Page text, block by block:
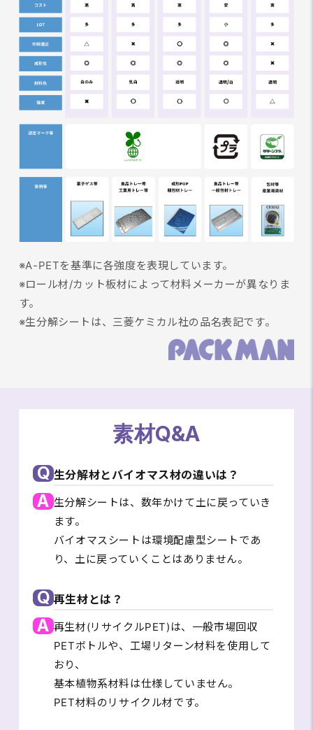
※A-PETを基準に各強度を表現しています。
※ロール材/カット板材によって材料メーカーが異なりま
す。
※生分解シートは、三菱ケミカル社の品名表記です。
素材Q&A
Q 生分解材とバイオマス材の違いは？
A 生分解シートは、数年かけて土に戻っていき
ます。
バイオマスシートは環境配慮型シートであ
り、土に戻っていくことはありません。
Q 再生材とは？
A 再生材(リサイクルPET)は、一般市場回収
PETボトルや、工場リターン材料を使用して
おり、
基本植物系材料は仕様していません。
PET材料のリサイクル材です。